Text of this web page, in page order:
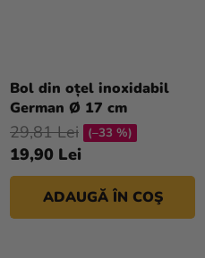
Bol din oțel inoxidabil
German Ø 17 cm
19,90 Lei
29,81 Lei (–33 %)
ADAUGĂ ÎN COŞ